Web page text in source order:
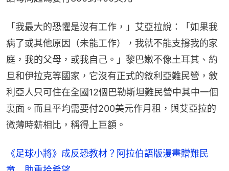
「我最大的恐懼是沒有工作，」艾亞拉說：「如果我
病了或其他原因（未能工作），我就不能支撐我的家
庭，我的父母，或我自己。」黎巴嫩不像土耳其、約
旦和伊拉克等國家，它沒有正式的敘利亞難民營，敘
利亞人只可住在全國12個巴勒斯坦難民營中其中一個
裏面。而且平均需要付200美元作月租，與艾亞拉的
微薄時薪相比，稱得上巨額。
《足球小將》成反恐教材？阿拉伯語版漫畫贈難民